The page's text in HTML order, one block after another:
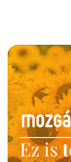
Ez is